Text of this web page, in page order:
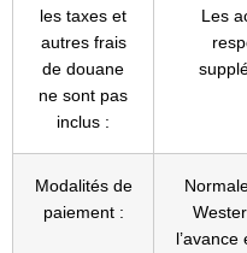
les taxes et
autres frais
de douane
ne sont pas
inclus :
Les
Modalités de
paiement :